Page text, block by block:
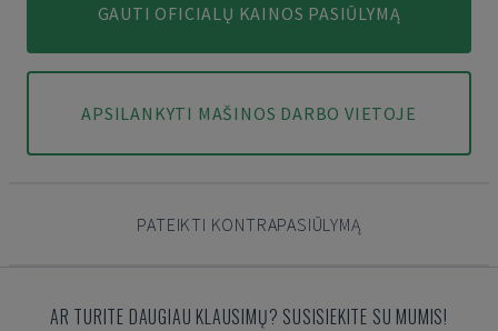
GAUTI OFICIALŲ KAINOS PASIŪLYMĄ
APSILANKYTI MAŠINOS DARBO VIETOJE
PATEIKTI KONTRAPASIŪLYMĄ
AR TURITE DAUGIAU KLAUSIMŲ? SUSISIEKITE SU MUMIS!